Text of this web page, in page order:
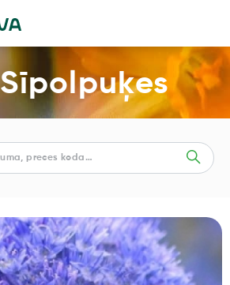
Sīpolpuķes